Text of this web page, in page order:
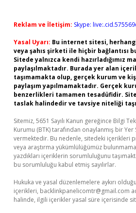
Reklam ve İletişim: Skype:
Yasal Uyarı: Bu internet sitesi,
veya şahıs şirketi ile hiçbir bağlantısı
Sitede yalnızca kendi hazırladığımız
paylaşılmaktadır. Burada yer alan
taşımamakta olup, gerçek kurum ve
paylaşım yapılmamaktadır. Gerçek
benzerlikleri tamamen tesadüfidir.
taslak halindedir ve tavsiye niteliği
Sitemiz, 5651 Sayılı Kanun gereğince Bilgi
Kurumu (BTK) tarafından onaylanmış bir Yer
vermektedir. Bu nedenle, sitedeki içerikleri
veya araştırma yükümlülüğümüz
yazdıkları içeriklerin sorumluluğunu
bu sorumluluğu kabul etmiş sayılırlar.
Hukuka ve yasal düzenlemelere aykırı
içerikleri, backlinkpanelicomtr@gmail.com
halinde, ilgili içerikler yasal süre içerisinde